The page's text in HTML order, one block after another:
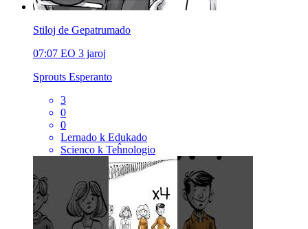
Stiloj de Gepatrumado
07:07 EO 3 jaroj
Sprouts Esperanto
3
0
0
Lernado k Edukado
Scienco k Teĥnologio